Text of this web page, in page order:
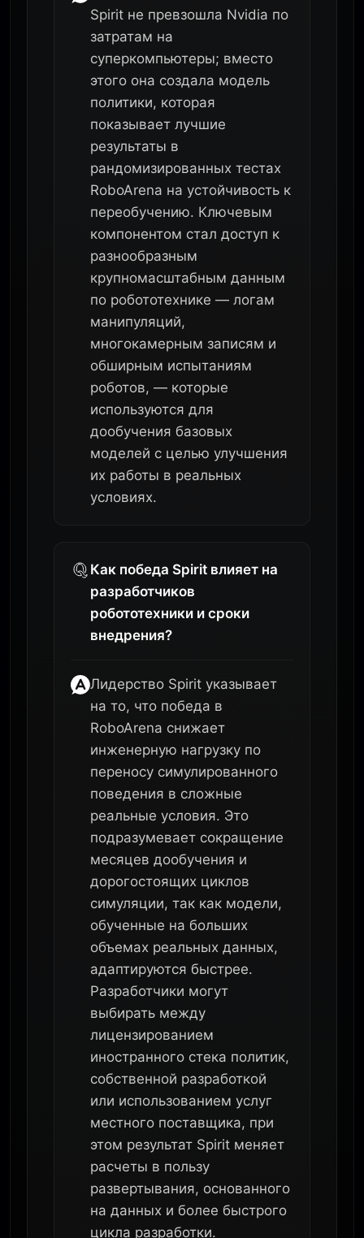
Spirit не превзошла Nvidia по
затратам на
суперкомпьютеры; вместо
этого она создала модель
политики, которая
показывает лучшие
результаты в
рандомизированных тестах
RoboArena на устойчивость к
переобучению. Ключевым
компонентом стал доступ к
разнообразным
крупномасштабным данным
по робототехнике — логам
манипуляций,
многокамерным записям и
обширным испытаниям
роботов, — которые
используются для
дообучения базовых
моделей с целью улучшения
их работы в реальных
условиях.
Как победа Spirit влияет на
разработчиков
робототехники и сроки
внедрения?
Лидерство Spirit указывает
на то, что победа в
RoboArena снижает
инженерную нагрузку по
переносу симулированного
поведения в сложные
реальные условия. Это
подразумевает сокращение
месяцев дообучения и
дорогостоящих циклов
симуляции, так как модели,
обученные на больших
объемах реальных данных,
адаптируются быстрее.
Разработчики могут
выбирать между
лицензированием
иностранного стека политик,
собственной разработкой
или использованием услуг
местного поставщика, при
этом результат Spirit меняет
расчеты в пользу
развертывания, основанного
на данных и более быстрого
цикла разработки.